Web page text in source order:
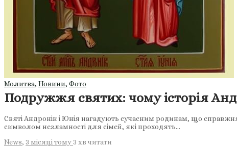
Молитва, Новини, Фото
Подружжя святих: чому історія
Святі Андронік і Юнія нагадують сучасним родинам, що справжня
символом незламності для сімей, які проходять…
News, 3 місяці тому3 хв читати